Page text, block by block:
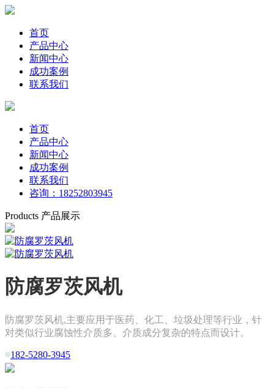
首页
产品中心
新闻中心
成功案例
联系我们
首页
产品中心
新闻中心
成功案例
联系我们
咨询：18252803945
Products 产品展示
防腐罗茨风机
防腐罗茨风机,主要应用于医药、化工、垃圾处理等行业，针
对类似行业腐蚀性介质多、介质成分复杂的特点而设计。
182-5280-3945